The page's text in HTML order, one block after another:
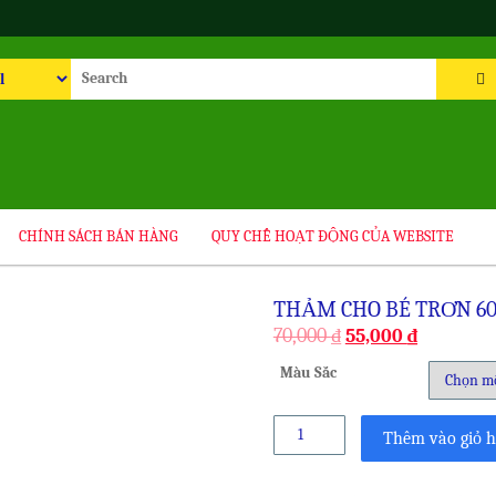
CHÍNH SÁCH BÁN HÀNG QUY CHẾ HOẠT ĐỘNG CỦA WEBSITE
THẢM CHO BÉ TRƠN
70,000₫ 55,000 ₫
Màu Sắc
Thảm
Thêm vào giỏ